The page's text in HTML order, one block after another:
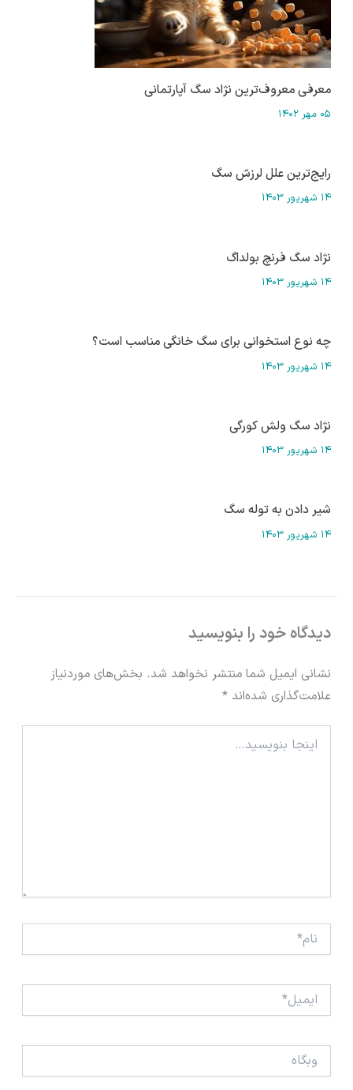
معرفی معروف‌ترین نژاد سگ آپارتمانی
۰۵ مهر ۱۴۰۲
رایج‌ترین علل لرزش سگ
۱۴ شهریور ۱۴۰۳
نژاد سگ فرنچ بولداگ
۱۴ شهریور ۱۴۰۳
چه نوع استخوانی برای سگ خانگی مناسب است؟
۱۴ شهریور ۱۴۰۳
نژاد سگ ولش کورگی
۱۴ شهریور ۱۴۰۳
شیر دادن به توله سگ
۱۴ شهریور ۱۴۰۳
دیدگاه‌ خود را بنویسید
نشانی ایمیل شما منتشر نخواهد شد. بخش‌های موردنیاز
علامت‌گذاری شده‌اند *
بنویسید…
نام*
ایمیل*